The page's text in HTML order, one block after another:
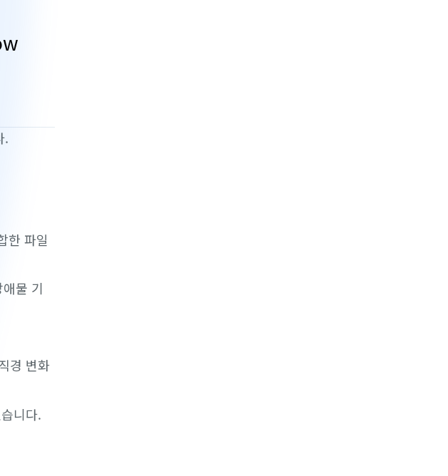
.
한 파일
물 기
경 변화
니다.